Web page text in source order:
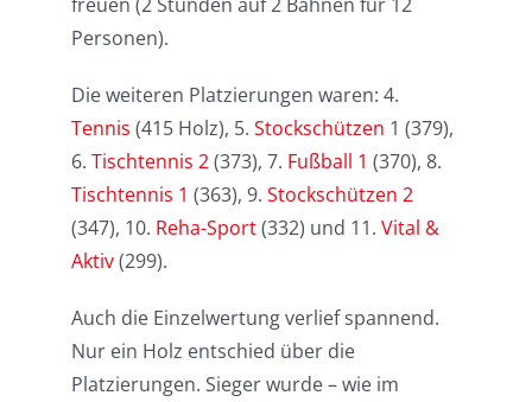
Personen).
Die weiteren Platzierungen waren: 4.
Tennis (415 Holz), 5. Stockschützen 1 (379),
6. Tischtennis 2(373), 7. Fußball 1 (370), 8.
Tischtennis 1 (363), 9. Stockschützen 2
(347), 10. Reha-Sport(332) und 11. Vital &
Aktiv(299).
Auch die Einzelwertung verlief spannend.
Nur ein Holz entschied über die
Platzierungen. Sieger wurde – wie im